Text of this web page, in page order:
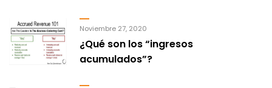
Noviembre 27, 2020
¿Qué son los “ingresos
acumulados”?